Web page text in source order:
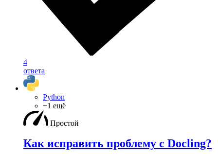
4
ответа
Python
+1 ещё
Простой
Как исправить проблему с Docling?